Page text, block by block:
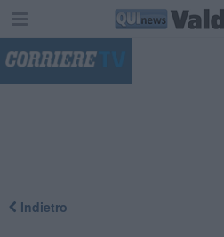
Indietro